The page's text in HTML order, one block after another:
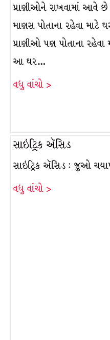
પ્રાણીઓને રાખવામાં આવે
માણસ પોતાના રહેવા માટે
પ્રાણીઓ પણ પોતાના
આ ઘર…
વધુ વાંચો >
સાઇટ્રિક ઍસિડ
સાઇટ્રિક ઍસિડ : જુઓ
વધુ વાંચો >